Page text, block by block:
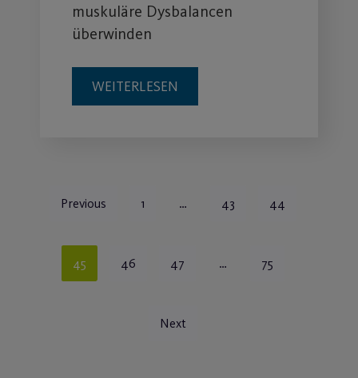
muskuläre Dysbalancen
überwinden
WEITERLESEN
Previous 1 … 43 44
45 46 47 … 75
Next